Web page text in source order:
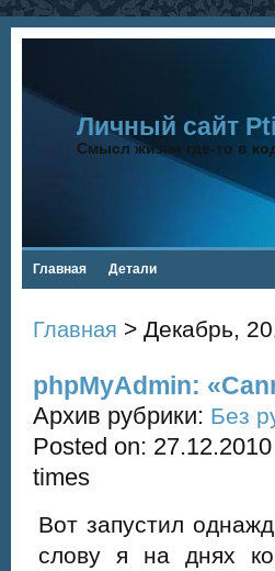
Личный сайт
Смысл жизни где-то в
Главная Детали
Главная > Декабрь,
phpMyAdmin:
Архив рубрики: Без
Posted on:
times
Вот запустил
слову я на днях